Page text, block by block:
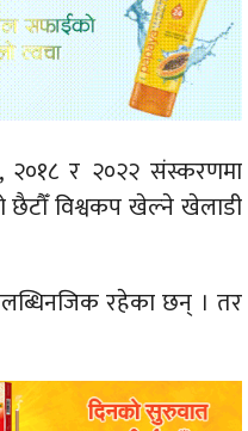
र २०२२ संस्करणमा
छैटौँ विश्वकप खेल्ने खेलाडी
रहेका छन् । तर